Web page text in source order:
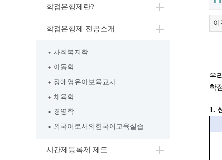
학점은행제란?
학점은행제 전공소개
사회복지학
아동학
장애영유아보육교사
체육학
경영학
외국어로서의한국어교육실습
시간제등록제 제도
이
우
학
1.